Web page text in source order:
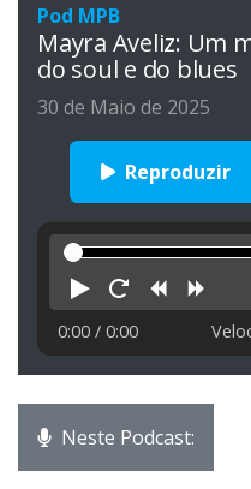
Pod MPB
Mayra Aveliz: Um
do soul e do blues
30 de Maio de 2025
Reproduzir
Reproduzir
Reiniciar
0:00 / 0:00
Neste Podcast: